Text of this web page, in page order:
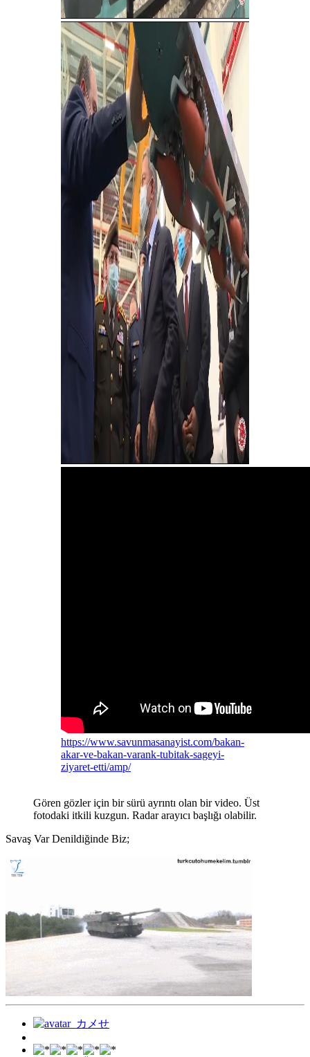
https://www.savunmasanayist.com/bakan-
akar-ve-bakan-varank-tubitak-sageyi-
ziyaret-etti/amp/
Gören gözler için bir sürü ayrıntı olan bir video. Üst
fotodaki itkili kuzgun. Radar arayıcı başlığı olabilir.
Savaş Var Denildiğinde Biz;